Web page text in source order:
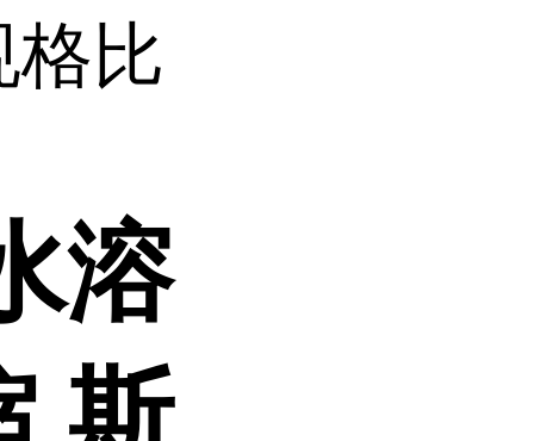
格比
溶